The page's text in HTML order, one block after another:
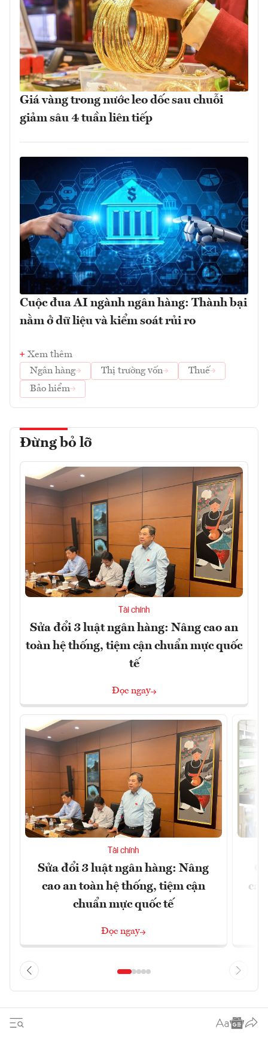
Giá vàng trong nước leo dốc sau chuỗi
giảm sâu 4 tuần liên tiếp
Cuộc đua AI ngành ngân hàng: Thành bại
nằm ở dữ liệu và kiểm soát rủi ro
Xem thêm
Ngân hàng
Thị trường vốn
Thuế
Bảo hiểm
Đừng bỏ lỡ
Tài chính
Sửa đổi 3 luật ngân hàng: Nâng cao an
toàn hệ thống, tiệm cận chuẩn mực quốc
tế
Đọc ngay
Tài chính
Sửa đổi 3 luật ngân hàng: Nâng
cao an toàn hệ thống, tiệm cận
chuẩn mực quốc tế
Đọc ngay